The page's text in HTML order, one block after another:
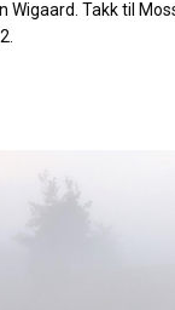
Wigaard. Takk til